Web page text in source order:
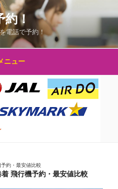
！
電話で予約！
ニュー
約・最安値比較
飛行機予約・最安値比較